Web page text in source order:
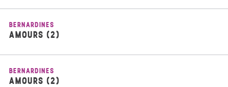
BERNARDINES
AMOURS (2)
BERNARDINES
AMOURS (2)